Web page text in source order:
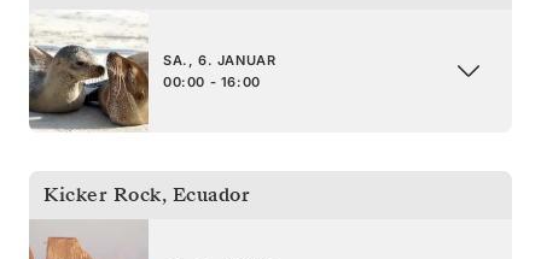
SA., 6. JANUAR
00:00 - 16:00
Kicker Rock, Ecuador